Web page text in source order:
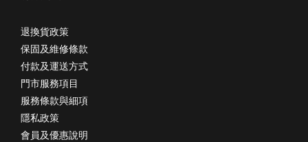
退換貨政策
保固及維修條款
付款及運送方式
門市服務項目
服務條款與細項
隱私政策
會員及優惠說明